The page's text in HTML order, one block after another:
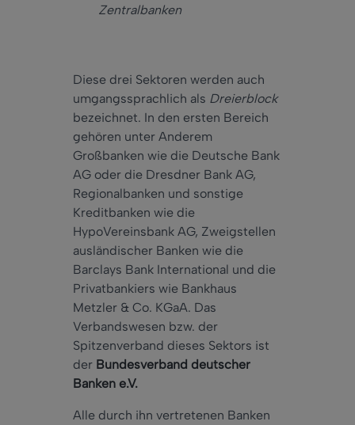
Zentralbanken
Diese drei Sektoren werden auch
umgangssprachlich als Dreierblock
bezeichnet. In den ersten Bereich
gehören unter Anderem
Großbanken wie die Deutsche Bank
AG oder die Dresdner Bank AG,
Regionalbanken und sonstige
Kreditbanken wie die
HypoVereinsbank AG, Zweigstellen
ausländischer Banken wie die
Barclays Bank International und die
Privatbankiers wie Bankhaus
Metzler & Co. KGaA. Das
Verbandswesen bzw. der
Spitzenverband dieses Sektors ist
der Bundesverband deutscher
Banken e.V.
Alle durch ihn vertretenen Banken